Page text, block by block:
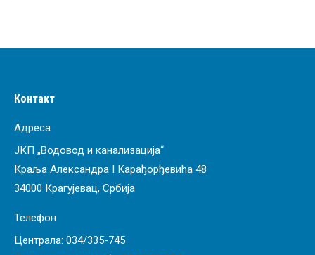
Контакт
Адреса
ЈКП „Водовод и канализација“
Краља Александра I Карађорђевића 48
34000 Крагујевац, Србија
Телефон
Централа: 034/335-745